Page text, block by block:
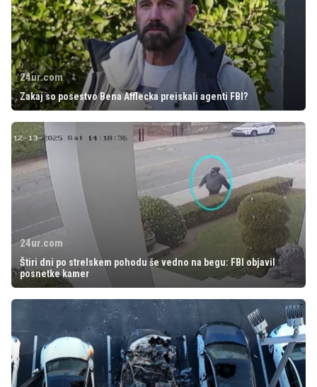
24ur.com
Zakaj so posestvo Bena Afflecka preiskali agenti FBI?
24ur.com
Štiri dni po strelskem pohodu še vedno na begu: FBI objavil
posnetke kamer